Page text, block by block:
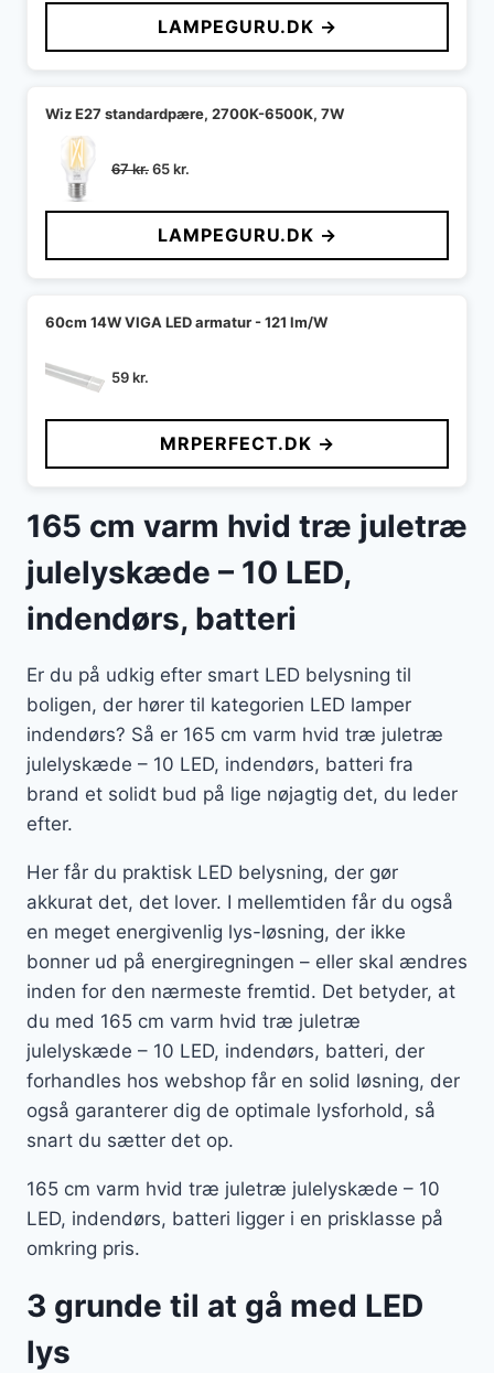
LAMPEGURU.DK →
Wiz E27 standardpære, 2700K-6500K, 7W
67kr.Den
pris
var:
67 kr..
65kr.
pris
er:
65 kr..
LAMPEGURU.DK →
60cm 14W VIGA LED armatur - 121 lm/W
59kr.
MRPERFECT.DK →
165 cm varm hvid træ juletræ
julelyskæde – 10 LED,
indendørs, batteri
Er du på udkig efter smart LED belysning til
boligen, der hører til kategorien LED lamper
indendørs? Så er 165 cm varm hvid træ juletræ
julelyskæde – 10 LED, indendørs, batteri fra
brand et solidt bud på lige nøjagtig det, du leder
efter.
Her får du praktisk LED belysning, der gør
akkurat det, det lover. I mellemtiden får du også
en meget energivenlig lys-løsning, der ikke
bonner ud på energiregningen – eller skal ændres
inden for den nærmeste fremtid. Det betyder, at
du med 165 cm varm hvid træ juletræ
julelyskæde – 10 LED, indendørs, batteri, der
forhandles hos webshop får en solid løsning, der
også garanterer dig de optimale lysforhold, så
snart du sætter det op.
165 cm varm hvid træ juletræ julelyskæde – 10
LED, indendørs, batteri ligger i en prisklasse på
omkring pris.
3 grunde til at gå med LED
lys